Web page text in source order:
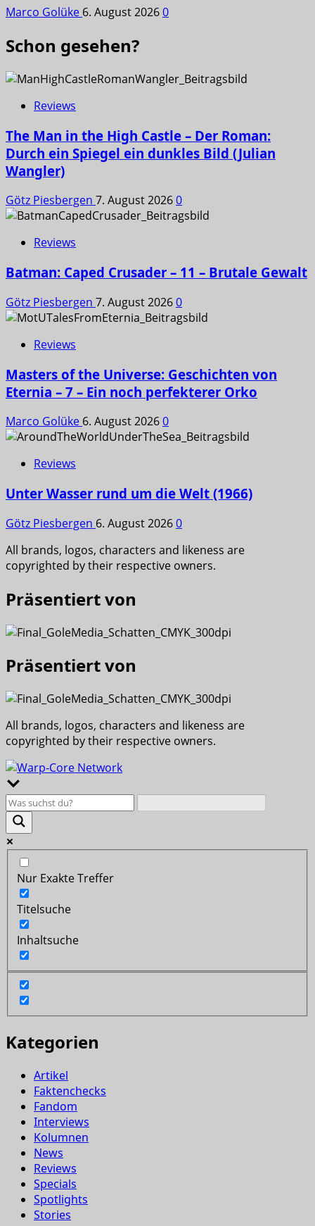
Marco Golüke 6. August 20260
Schon gesehen?
Reviews
The Man in the High Castle – Der Roman:
Durch ein Spiegel ein dunkles Bild (Julian
Wangler)
Götz Piesbergen 7. August 20260
Reviews
Batman: Caped Crusader – 11 – Brutale Gewalt
Götz Piesbergen 7. August 20260
Reviews
Masters of the Universe: Geschichten von
Eternia – 7 – Ein noch perfekterer Orko
Marco Golüke 6. August 20260
Reviews
Unter Wasser rund um die Welt (1966)
Götz Piesbergen 6. August 20260
All brands, logos, characters and likeness are
copyrighted by their respective owners.
Präsentiert von
Präsentiert von
All brands, logos, characters and likeness are
copyrighted by their respective owners.
Nur Exakte Treffer
Titelsuche
Inhaltsuche
Kategorien
Artikel
Faktenchecks
Fandom
Interviews
Kolumnen
News
Reviews
Specials
Spotlights
Stories